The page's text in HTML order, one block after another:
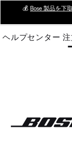
Main
💰 Bose 製品を下
ヘルプセンター